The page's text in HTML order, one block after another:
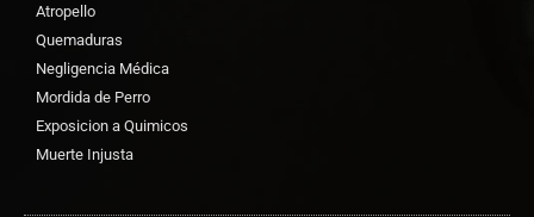
Atropello
Quemaduras
Negligencia Médica
Mordida de Perro
Exposicion a Quimicos
Muerte Injusta